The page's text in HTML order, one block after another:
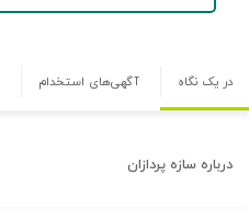
در یک نگاه آگهی‌های استخدام
درباره سازه پردازان